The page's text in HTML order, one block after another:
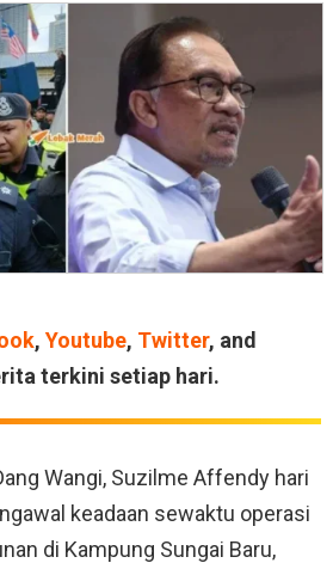
, Youtube, Twitter, and
terkini setiap hari.
Wangi, Suzilme Affendy hari
keadaan sewaktu operasi
di Kampung Sungai Baru,